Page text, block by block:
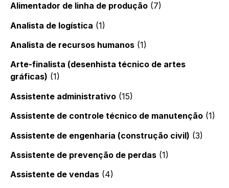
Alimentador de linha de produção (7)
Analista de logística (1)
Analista de recursos humanos (1)
Arte-finalista (desenhista técnico de artes
gráficas) (1)
Assistente administrativo (15)
Assistente de controle técnico de manutenção (1)
Assistente de engenharia (construção civil) (3)
Assistente de prevenção de perdas (1)
Assistente de vendas (4)